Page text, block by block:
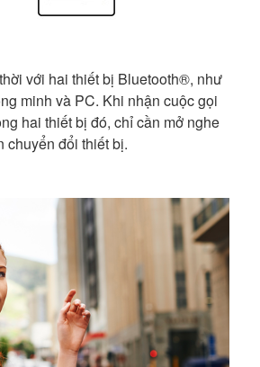
với hai thiết bị Bluetooth®, như
minh và PC. Khi nhận cuộc gọi
hai thiết bị đó, chỉ cần mở nghe
chuyển đổi thiết bị.